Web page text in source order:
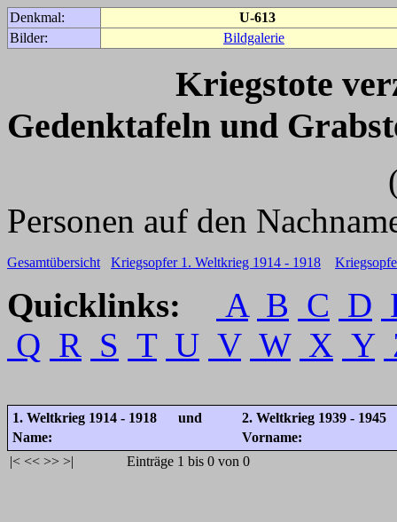
Denkmal:
U-613
Bilder:
Bildgalerie
Kriegstote
Gedenktafeln und
(Für weitere
Personen auf den
Gesamtübersicht Kriegsopfer 1. Weltkrieg 1914 - 1918
Quicklinks: A B C D
Q R S T U V W X Y
1. Weltkrieg 1914 - 1918 und
2. Weltkrieg 1939 - 1945
Name:
Vorname:
|< << >> >| Einträge 1 bis 0 von 0